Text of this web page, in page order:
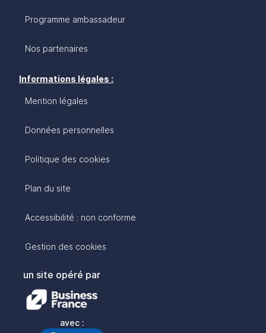
Programme ambassadeur
Nos partenaires
Informations légales :
Mention légales
Données personnelles
Politique des cookies
Plan du site
Accessibilité : non conforme
Gestion des cookies
un site opéré par
avec :